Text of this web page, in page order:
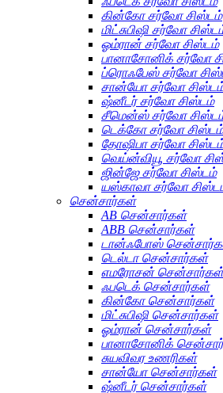
கின்கோ சர்வோ சிஸ்டம்
மிட்சுபிஷி சர்வோ
ஓம்ரான் சர்வோ சிஸ்டம்
பானாசோனிக் சர்வோ
ப்ரொஃபேஸ் சர்வோ
சான்யோ சர்வோ
ஷ்னீடர் சர்வோ சிஸ்டம்
சீமென்ஸ் சர்வோ
டெக்கோ சர்வோ சிஸ்டம்
தோஷிபா சர்வோ
வெய்ன்வியூ சர்வோ
ஜின்ஜே சர்வோ சிஸ்டம்
யஸ்காவா சர்வோ
சென்சார்கள்
AB சென்சார்கள்
ABB சென்சார்கள்
டான்ஃபோஸ்
டெல்டா சென்சார்கள்
எமரோசன் சென்சார்கள்
ஃபடெக் சென்சார்கள்
கின்கோ சென்சார்கள்
மிட்சுபிஷி சென்சார்கள்
ஓம்ரான் சென்சார்கள்
பானாசோனிக்
சுயவிவர உணரிகள்
சான்யோ சென்சார்கள்
ஷ்னீடர் சென்சார்கள்